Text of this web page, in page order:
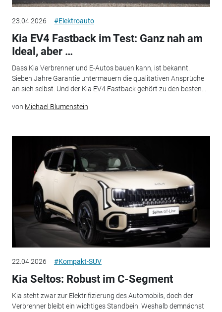
23.04.2026 #Elektroauto
Kia EV4 Fastback im Test: Ganz nah am
Ideal, aber …
Dass Kia Verbrenner und E-Autos bauen kann, ist bekannt.
Sieben Jahre Garantie untermauern die qualitativen Ansprüche
an sich selbst. Und der Kia EV4 Fastback gehört zu den besten...
von Michael Blumenstein
22.04.2026 #Kompakt-SUV
Kia Seltos: Robust im C-Segment
Kia steht zwar zur Elektrifizierung des Automobils, doch der
Verbrenner bleibt ein wichtiges Standbein. Weshalb demnächst